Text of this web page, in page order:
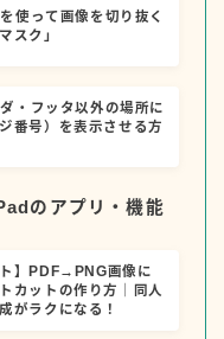
使って画像を切り抜く
スク」
・フッタ以外の場所に
番号）を表示させる方
のアプリ・機能
ト】PDF→PNG画像に
カットの作り方｜同人
がラクになる！